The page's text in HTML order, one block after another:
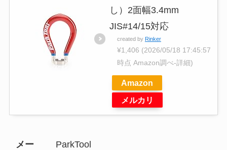
し）2面幅3.4mm
JIS#14/15対応
created by Rinker
¥1,406 (2026/05/18 17:45:57
時点 Amazon調べ-詳細)
Amazon
メルカリ
メー
ParkTool